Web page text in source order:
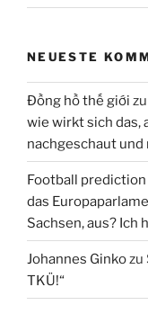
NEUESTE
Đồng hồ thế giới zu
wie wirkt sich das,
nachgeschaut
Football
das
Sachsen, aus? Ich
Johannes Ginkozu
TKÜ!“